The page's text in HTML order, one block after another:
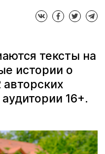
тексты на
истории о
16+.